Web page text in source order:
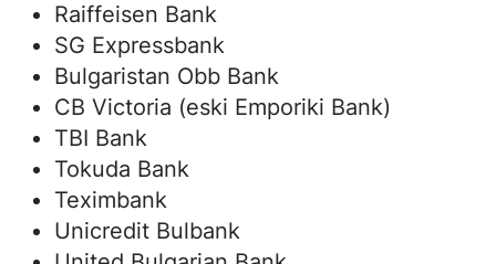
Raiffeisen Bank
SG Expressbank
Bulgaristan Obb Bank
CB Victoria (eski Emporiki Bank)
TBI Bank
Tokuda Bank
Teximbank
Unicredit Bulbank